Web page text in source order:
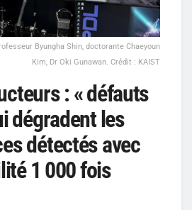
Byungha Shin, doctorante Chaeyoun
Kim, Dr Oki Gunawan. Crédit : KAIST
: « défauts
dégradent les
détectés avec
1 000 fois